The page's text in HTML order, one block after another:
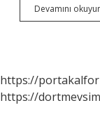
Devamını
https://
https://